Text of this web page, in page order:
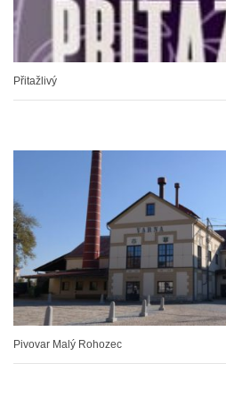
Přitažlivý
Pivovar Malý Rohozec